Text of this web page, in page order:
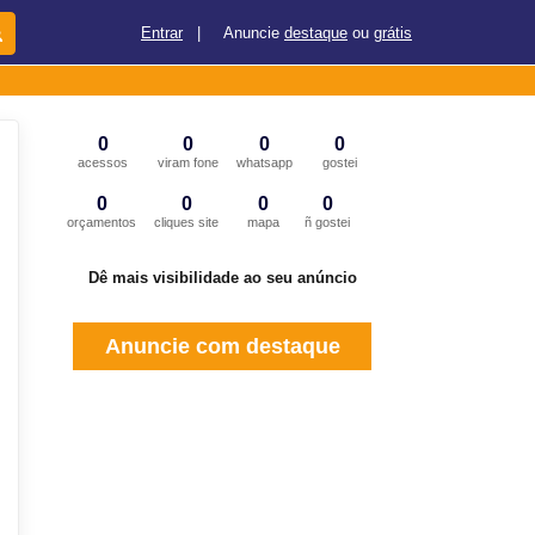
Entrar Anuncie destaque ou grátis
0
acessos
0
viram fone
0
whatsapp
0
gostei
0
orçamentos
0
cliques site
0
mapa
0
ñ gostei
Dê mais visibilidade ao seu anúncio
Anuncie com destaque